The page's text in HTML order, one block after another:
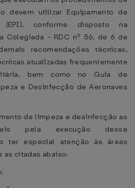
devem utilizar Equipamento de
(EPI), conforme disposto na
Colegiada - RDC nº 56, de 6 de
recomendações técnicas,
atualizadas frequentemente
bem como no Guia de
e Desinfecção de Aeronaves
de limpeza e desinfecção as
pela execução desse
ter especial atenção às áreas
as citadas abaixo: